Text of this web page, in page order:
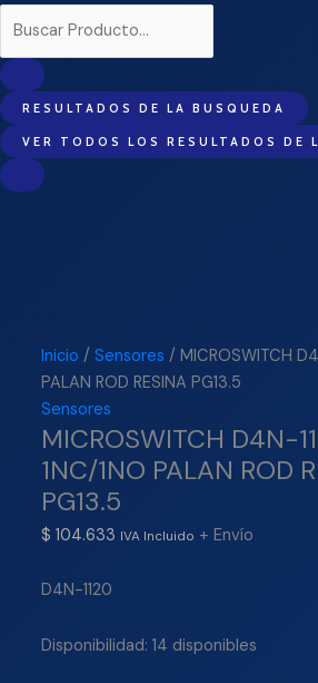
RESULTADOS DE LA BUSQUEDA
VER TODOS LOS RESULTADOS DE
Inicio /Sensores / MICROSWITCH
PALAN ROD RESINA PG13.5
Sensores
MICROSWITCH D4N-
1NC/1NO PALAN ROD
PG13.5
$ 104.633 IVA Incluido + Envío
D4N-1120
Disponibilidad: 14 disponibles